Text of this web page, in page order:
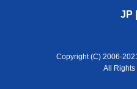
JP
Copyright (C) 2006-
All Rights